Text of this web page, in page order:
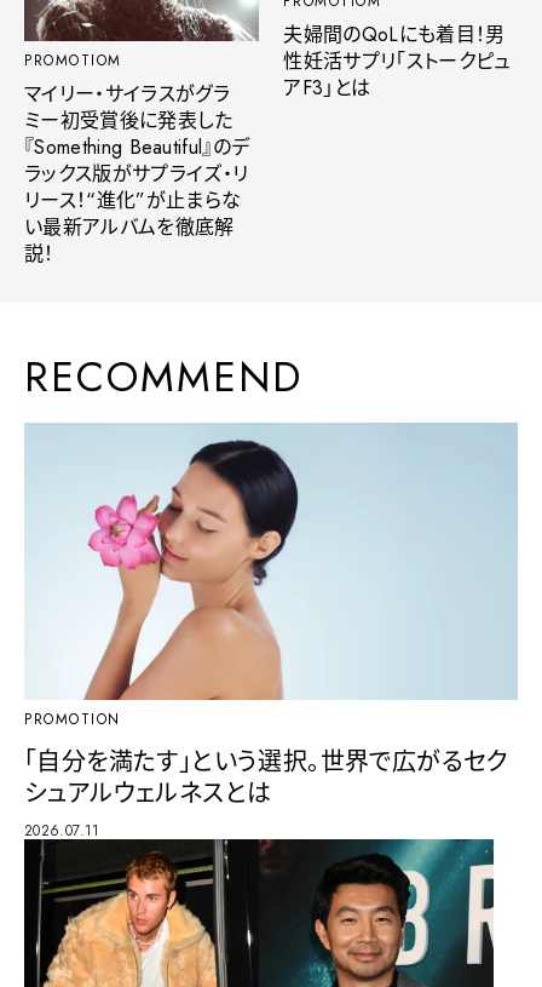
PROMOTIOM
マイリー・サイラスがグラ
ミー初受賞後に発表した
『Something Beautiful』のデ
ラックス版がサプライズ・リ
リース！“進化”が止まらな
い最新アルバムを徹底解
説！
夫婦間のQoLにも着目！男
性妊活サプリ「ストークピュ
アF3」とは
RECOMMEND
PROMOTION
「自分を満たす」という選択。世界で広がるセク
シュアルウェルネスとは
2026.07.11